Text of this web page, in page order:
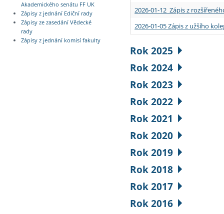
Akademického senátu FF UK
Zápisy z jednání Ediční rady
Zápisy ze zasedání Vědecké
rady
Zápisy z jednání komisí fakulty
2026-01-12 Zápis z
2026-01-05 Zápis z užšího
Rok 2025
Rok 2024
Rok 2023
Rok 2022
Rok 2021
Rok 2020
Rok 2019
Rok 2018
Rok 2017
Rok 2016